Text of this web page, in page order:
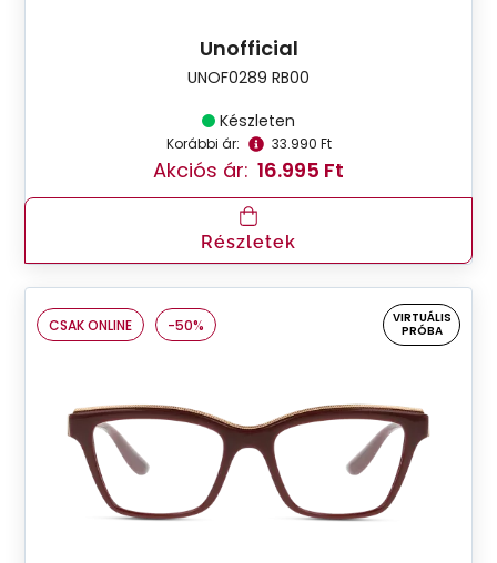
Unofficial
UNOF0289 RB00
Készleten
Korábbi ár: 33.990 Ft
Akciós ár: 16.995 Ft
Részletek
CSAK ONLINE -50%
VIRTUÁLIS
PRÓBA